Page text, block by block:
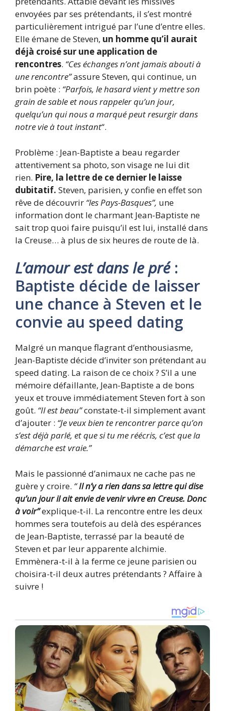
envoyées par ses prétendants, il s’est montré
particulièrement intrigué par l’une d’entre elles.
Elle émane de Steven, un homme qu’il aurait
déjà croisé sur une application de
rencontres. “Ces échanges n’ont jamais abouti à
une rencontre”assure Steven, qui continue, un
brin poète : “Parfois, le hasard vient y mettre son
grain de sable et nous rappeler qu’un jour,
quelqu’un qui nous a marqué peut resurgir dans
notre vie à tout instant“.
Problème : Jean-Baptiste a beau regarder
attentivement sa photo, son visage ne lui dit
rien. Pire, la lettre de ce dernier le laisse
dubitatif. Steven, parisien, y confie en effet son
rêve de découvrir “les Pays-Basques”, une
information dont le charmant Jean-Baptiste ne
sait trop quoi faire puisqu’il est lui, installé dans
la Creuse… à plus de six heures de route de là.
L’amour est dans le pré:
Baptiste décide de laisser
une chance à Steven et le
convie au speed dating
Malgré un manque flagrant d’enthousiasme,
Jean-Baptiste décide d’inviter son prétendant au
speed dating. La raison de ce choix ? S’il a une
mémoire défaillante, Jean-Baptiste a de bons
yeux et trouve immédiatement Steven fort à son
goût. “Il est beau”constate-t-il simplement avant
d’ajouter : “Je veux bien te rencontrer parce qu’on
s’est déjà parlé, et que si tu me réécris, c’est que la
démarche est vraie.”
Mais le passionné d’animaux ne cache pas ne
guère y croire. “Il n’y a rien dans sa lettre qui dise
qu’un jour il ait envie de venir vivre en Creuse. Donc
à voir”explique-t-il. La rencontre entre les deux
hommes sera toutefois au delà des espérances
de Jean-Baptiste, terrassé par la beauté de
Steven et par leur apparente alchimie.
Emmènera-t-il à la ferme ce jeune parisien ou
choisira-t-il deux autres prétendants ? Affaire à
suivre !